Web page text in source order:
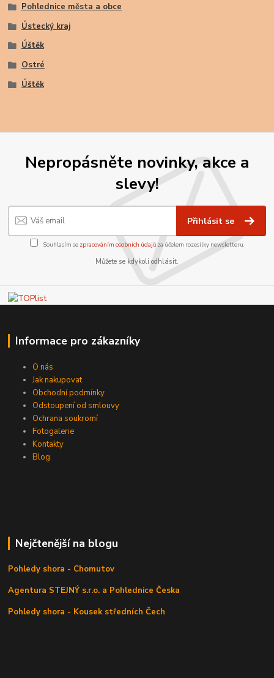
Pohlednice města a obce
Ústecký kraj
Úštěk
Ostré
Úštěk
Nepropásněte novinky, akce a
slevy!
Přihlásit se
Souhlasím se zpracováním osobních údajůza účelem rozesílky newsletteru.
Můžete se kdykoli odhlásit.
Informace pro zákazníky
O nás
Jak nakupovat
Obchodní podmínky
Odstoupení od smlouvy
Ochrana soukromí
Fotogalerie
Kontakty
Blog
Nejčtenější na blogu
Pohledy shora - Chomutov
Agentura STEJNÝ s.r.o. a Pohlednice Česka
Pohledy shora - Kousek středních Čech